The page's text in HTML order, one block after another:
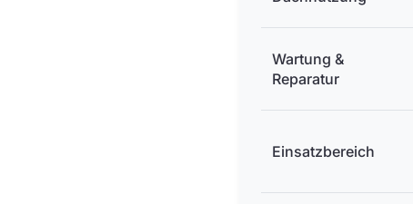
Wartung &
Reparatur
Einsatzbereich